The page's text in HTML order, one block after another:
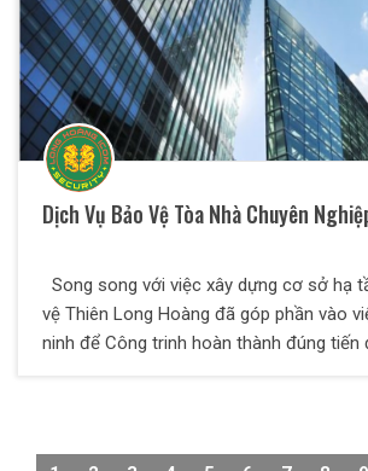
Dịch Vụ Bảo Vệ Tòa Nhà Chuyên
Song song với việc xây dựng cơ sở hạ
vệ Thiên Long Hoàng đã góp phần vào
ninh để Công trinh hoàn thành đúng tiến